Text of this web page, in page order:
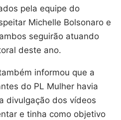
pela equipe do
Michelle Bolsonaro e
seguirão atuando
deste ano.
informou que a
do PL Mulher havia
divulgação dos vídeos
e tinha como objetivo